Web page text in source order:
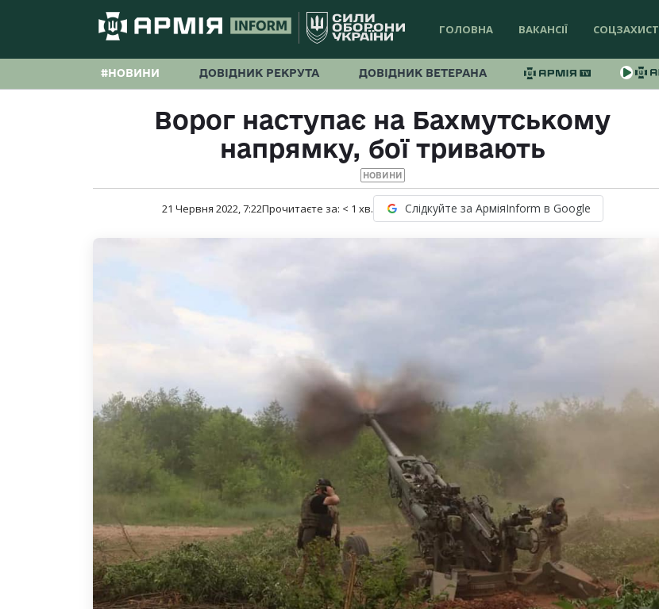
ГОЛОВНА ВАКАНСІЇ СОЦЗАХИСТ
#НОВИНИ ДОВІДНИК РЕКРУТА ДОВІДНИК ВЕТЕРАНА
Ворог наступає на Бахмутському
напрямку, бої тривають
НОВИНИ
21 Червня 2022, 7:22Прочитаєте за: < 1 хв. Слідкуйте за АрміяInform в Google